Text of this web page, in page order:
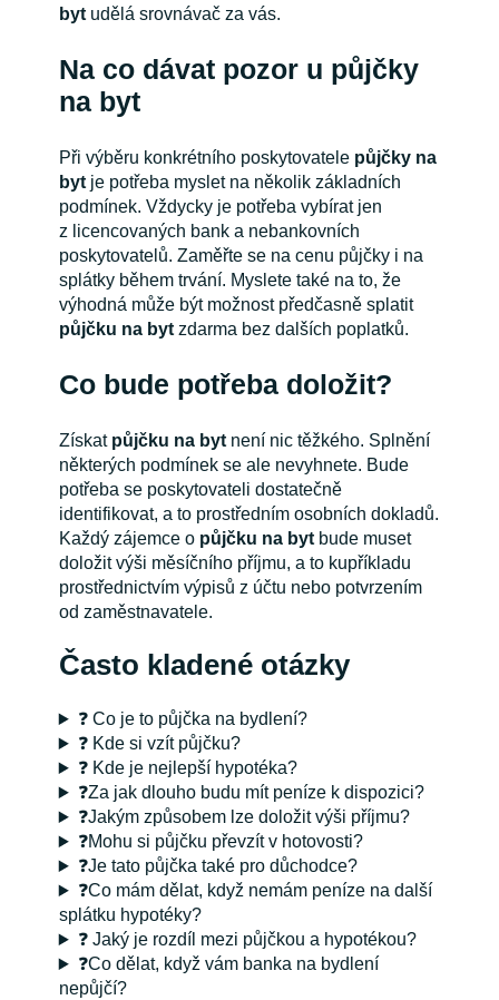
bytudělá srovnávač za vás.
Na co dávat pozor u půjčky
na byt
Při výběru konkrétního poskytovatele půjčky na
bytje potřeba myslet na několik základních
podmínek. Vždycky je potřeba vybírat jen
z licencovaných bank a nebankovních
poskytovatelů. Zaměřte se na cenu půjčky i na
splátky během trvání. Myslete také na to, že
výhodná může být možnost předčasně splatit
půjčku na bytzdarma bez dalších poplatků.
Co bude potřeba doložit?
Získat půjčku na bytnení nic těžkého. Splnění
některých podmínek se ale nevyhnete. Bude
potřeba se poskytovateli dostatečně
identifikovat, a to prostředním osobních dokladů.
Každý zájemce o půjčku na bytbude muset
doložit výši měsíčního příjmu, a to kupříkladu
prostřednictvím výpisů z účtu nebo potvrzením
od zaměstnavatele.
Často kladené otázky
❓ Co je to půjčka na bydlení?
❓ Kde si vzít půjčku?
❓ Kde je nejlepší hypotéka?
❓Za jak dlouho budu mít peníze k dispozici?
❓Jakým způsobem lze doložit výši příjmu?
❓Mohu si půjčku převzít v hotovosti?
❓Je tato půjčka také pro důchodce?
❓Co mám dělat, když nemám peníze na další
splátku hypotéky?
❓ Jaký je rozdíl mezi půjčkou a hypotékou?
❓Co dělat, když vám banka na bydlení
nepůjčí?